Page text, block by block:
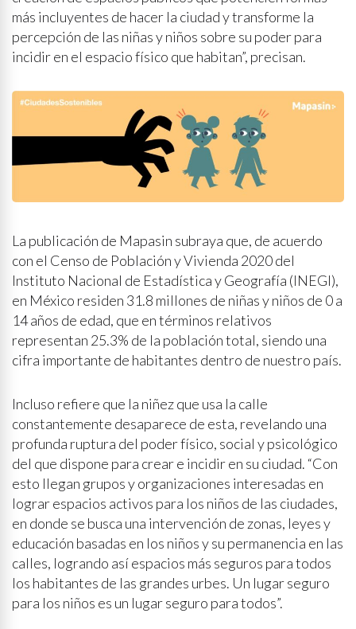
más incluyentes de hacer la ciudad y transforme la
percepción de las niñas y niños sobre su poder para
incidir en el espacio físico que habitan”, precisan.
La publicación de Mapasin subraya que, de acuerdo
con el Censo de Población y Vivienda 2020 del
Instituto Nacional de Estadística y Geografía (INEGI),
en México residen 31.8 millones de niñas y niños de 0 a
14 años de edad, que en términos relativos
representan 25.3% de la población total, siendo una
cifra importante de habitantes dentro de nuestro país.
Incluso refiere que la niñez que usa la calle
constantemente desaparece de esta, revelando una
profunda ruptura del poder físico, social y psicológico
del que dispone para crear e incidir en su ciudad. “Con
esto llegan grupos y organizaciones interesadas en
lograr espacios activos para los niños de las ciudades,
en donde se busca una intervención de zonas, leyes y
educación basadas en los niños y su permanencia en las
calles, logrando así espacios más seguros para todos
los habitantes de las grandes urbes. Un lugar seguro
para los niños es un lugar seguro para todos”.